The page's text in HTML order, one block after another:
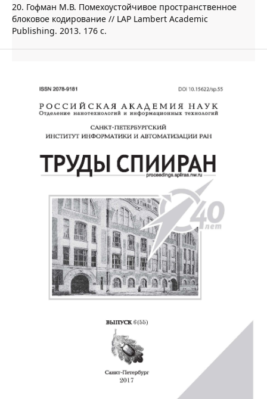
20. Гофман М.В. Помехоустойчивое пространственное
блоковое кодирование // LAP Lambert Academic
Publishing. 2013. 176 с.